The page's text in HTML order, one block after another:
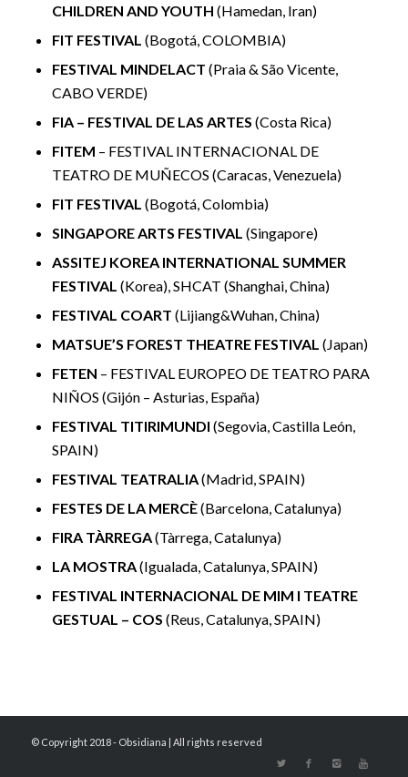
CHILDREN AND YOUTH (Hamedan, Iran)
FIT FESTIVAL (Bogotá, COLOMBIA)
FESTIVAL MINDELACT (Praia & São Vicente,
CABO VERDE)
FIA – FESTIVAL DE LAS ARTES (Costa Rica)
FITEM – FESTIVAL INTERNACIONAL DE
TEATRO DE MUÑECOS (Caracas, Venezuela)
FIT FESTIVAL (Bogotá, Colombia)
SINGAPORE ARTS FESTIVAL (Singapore)
ASSITEJ KOREA INTERNATIONAL SUMMER
FESTIVAL (Korea), SHCAT (Shanghai, China)
FESTIVAL COART (Lijiang&Wuhan, China)
MATSUE’S FOREST THEATRE FESTIVAL (Japan)
FETEN – FESTIVAL EUROPEO DE TEATRO PARA
NIÑOS (Gijón – Asturias, España)
FESTIVAL TITIRIMUNDI (Segovia, Castilla León,
SPAIN)
FESTIVAL TEATRALIA(Madrid, SPAIN)
FESTES DE LA MERCÈ(Barcelona, Catalunya)
FIRA TÀRREGA(Tàrrega, Catalunya)
LA MOSTRA(Igualada, Catalunya, SPAIN)
FESTIVAL INTERNACIONAL DE MIM I TEATRE
GESTUAL – COS (Reus, Catalunya, SPAIN)
© Copyright 2018 - Obsidiana | All rights reserved